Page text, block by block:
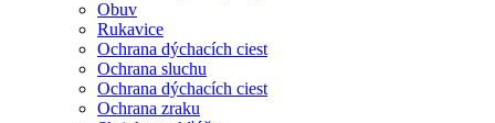
Obuv
Rukavice
Ochrana dýchacích ciest
Ochrana sluchu
Ochrana dýchacích ciest
Ochrana zraku